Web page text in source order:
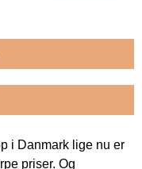
i Danmark lige nu er
priser. Og